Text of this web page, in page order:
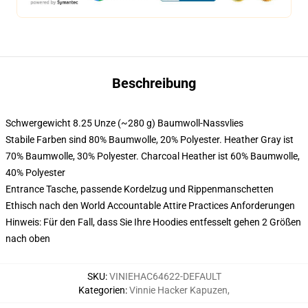
Beschreibung
Schwergewicht 8.25 Unze (~280 g) Baumwoll-Nassvlies
Stabile Farben sind 80% Baumwolle, 20% Polyester. Heather Gray ist
70% Baumwolle, 30% Polyester. Charcoal Heather ist 60% Baumwolle,
40% Polyester
Entrance Tasche, passende Kordelzug und Rippenmanschetten
Ethisch nach den World Accountable Attire Practices Anforderungen
Hinweis: Für den Fall, dass Sie Ihre Hoodies entfesselt gehen 2 Größen
nach oben
SKU:VINIEHAC64622-DEFAULT
Kategorien:Vinnie Hacker Kapuzen,